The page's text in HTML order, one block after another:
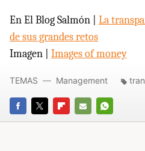
En El Blog Salmón | La
de sus grandes retos
Imagen | Images of money
FACEBOOK
TWITTERFLIPBOARD
E-
WHATSAPP
TEMAS Management